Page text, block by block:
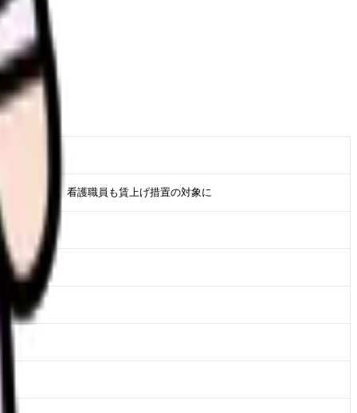
)。
拡大され、看護職員も賃上げ措置の対象に